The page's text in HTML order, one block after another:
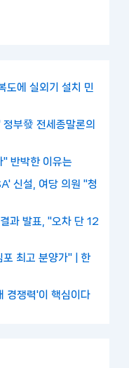
도에 실외기 설치 민
부發 전세종말론의
" 반박한 이유는
신설, 여당 의원 "청
과 발표, "오차 단 12
최고 분양가" | 한
경쟁력'이 핵심이다